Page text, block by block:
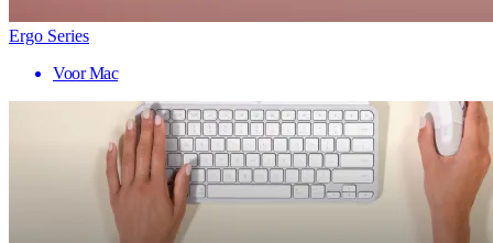
Ergo Series
Voor Mac